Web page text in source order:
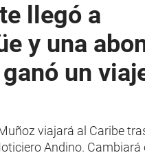
llegó a
y una
un
viajará al Caribe
Andino. Cambiará